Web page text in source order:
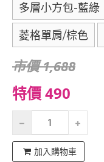
多層小方包-藍綠
菱格單肩/棕色
市價 1,688
特價 490
加入購物車